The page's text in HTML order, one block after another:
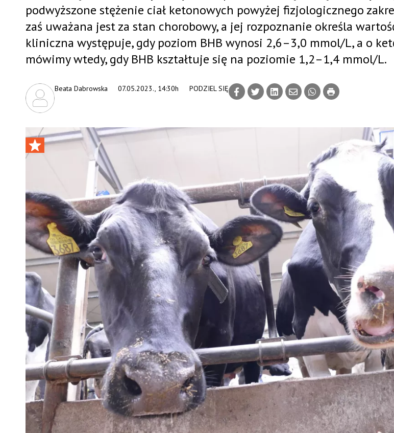
07.05.2023., 14:30h
Beata Dabrowska PODZIEL SIĘ
podwyższone stężenie ciał ketonowych powyżej fizjologicznego
zaś uważana jest za stan chorobowy, a jej rozpoznanie określa
kliniczna występuje, gdy poziom BHB wynosi 2,6–3,0 mmol/L, a o
mówimy wtedy, gdy BHB kształtuje się na poziomie 1,2–1,4 mmol/L.